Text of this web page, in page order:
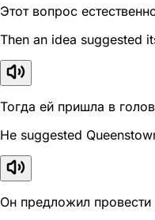
Этот вопрос
Then an idea suggested
Тогда ей пришла в
He suggested
Он предложил провести